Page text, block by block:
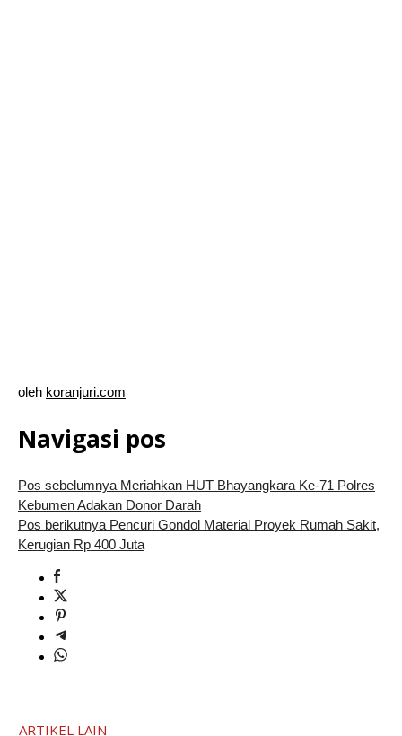
oleh koranjuri.com
Navigasi pos
Pos sebelumnyaMeriahkan HUT Bhayangkara Ke-71 Polres
Kebumen Adakan Donor Darah
Pos berikutnyaPencuri Gondol Material Proyek Rumah Sakit,
Kerugian Rp 400 Juta
ARTIKEL LAIN